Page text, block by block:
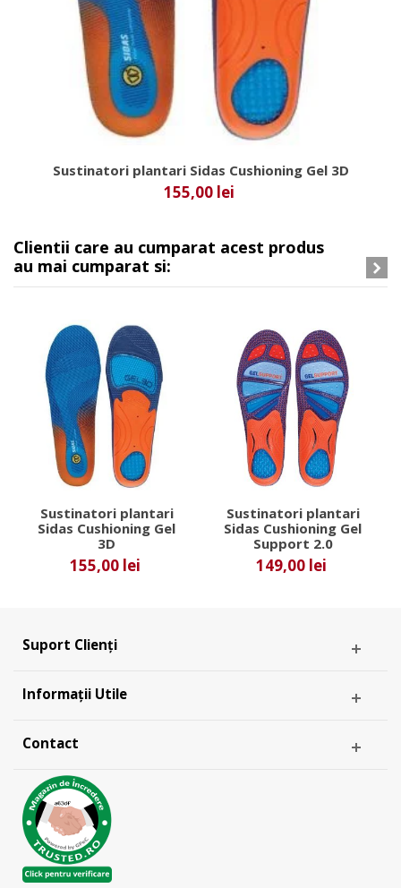
Sustinatori plantari Sidas Cushioning Gel 3D
155,00 lei
Clientii care au cumparat acest produs
au mai cumparat si:
Sustinatori plantari
Sidas Cushioning Gel
3D
155,00 lei
Sustinatori plantari
Sidas Cushioning Gel
Support 2.0
149,00 lei
Suport Clienți
Informații Utile
Contact